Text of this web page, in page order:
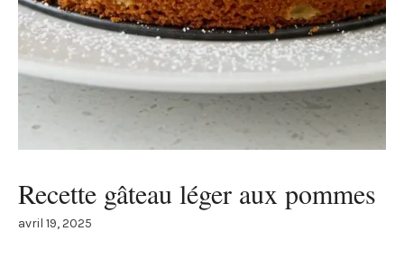
Recette gâteau léger aux pommes
avril 19, 2025